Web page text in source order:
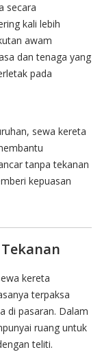
secara
kali lebih
awam
dan tenaga yang
pada
sewa kereta
tanpa tekanan
kepuasan
kereta
terpaksa
di pasaran. Dalam
ruang untuk
teliti.